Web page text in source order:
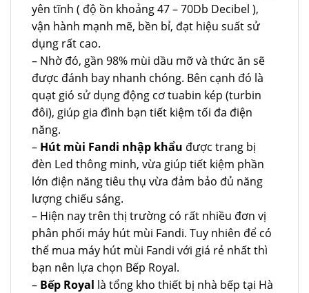
yên tĩnh ( độ ồn khoảng 47 – 70Db Decibel ),
vận hành mạnh mẽ, bền bỉ, đạt hiệu suất sử
dụng rất cao.
– Nhờ đó, gần 98% mùi dầu mỡ và thức ăn sẽ
được đánh bay nhanh chóng. Bên cạnh đó là
quạt gió sử dụng động cơ tuabin kép (turbin
đôi), giúp gia đình bạn tiết kiệm tối đa điện
năng.
– Hút mùi Fandi nhập khẩu được trang bị
đèn Led thông minh, vừa giúp tiết kiệm phần
lớn điện năng tiêu thụ vừa đảm bảo đủ năng
lượng chiếu sáng.
– Hiện nay trên thị trường có rất nhiều đơn vị
phân phối máy hút mùi Fandi. Tuy nhiên để có
thể mua máy hút mùi Fandi với giá rẻ nhất thì
bạn nên lựa chọn Bếp Royal.
– Bếp Royal là tổng kho thiết bị nhà bếp tại Hà